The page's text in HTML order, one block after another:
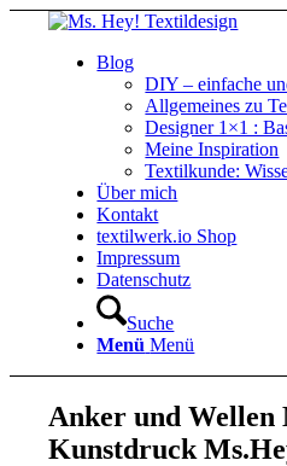
Blog
DIY – einfache
Allgemeines zu
Designer 1×1 :
Meine Inspiration
Textilkunde:
Über mich
Kontakt
textilwerk.io Shop
Impressum
Datenschutz
Suche
Menü Menü
Anker und
Kunstdruck